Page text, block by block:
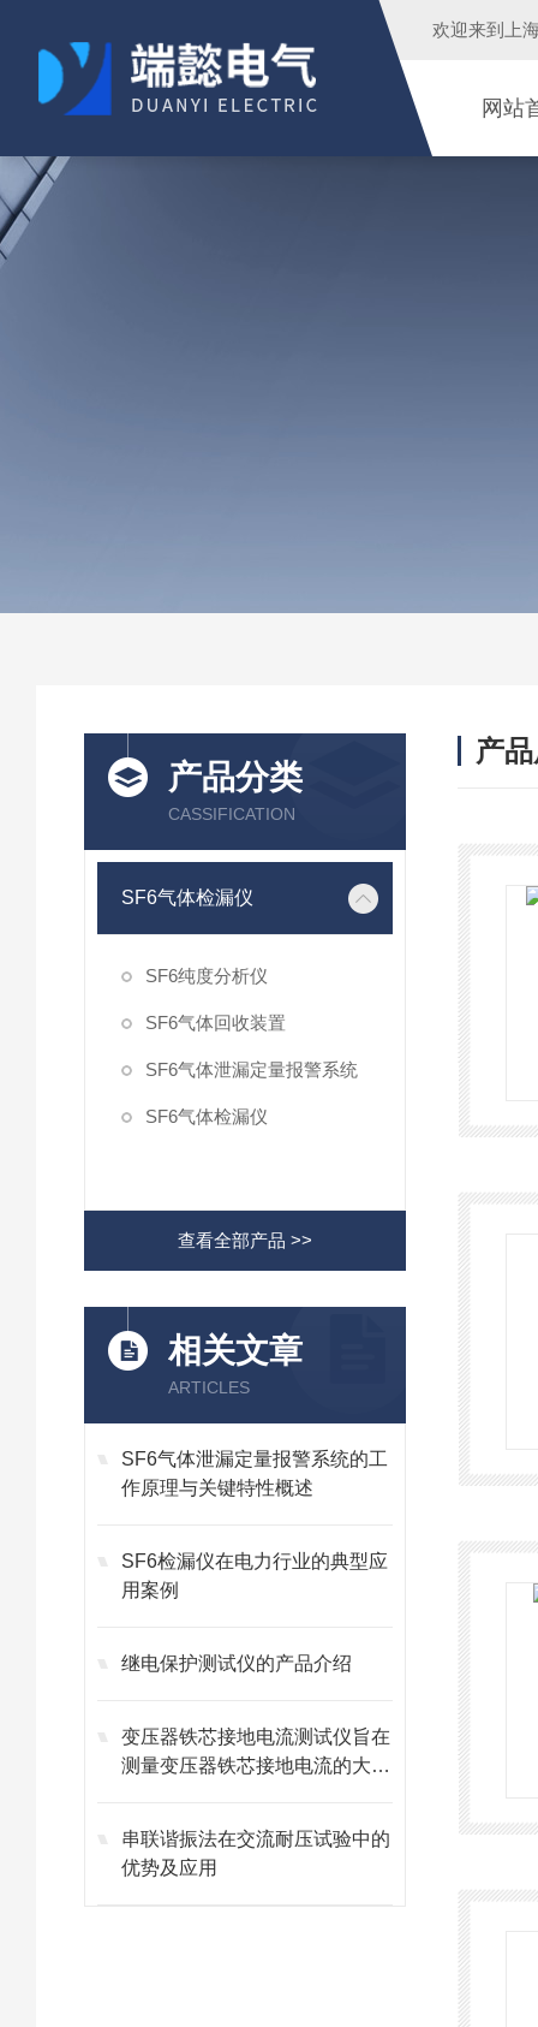
欢迎来到 上
网站
产品分类
CASSIFICATION
SF6气体检漏仪
SF6纯度分析仪
SF6气体回收装置
SF6气体泄漏定量报警系统
SF6气体检漏仪
查看全部产品 >>
相关文章
ARTICLES
SF6气体泄漏定量报警系统的工
作原理与关键特性概述
SF6检漏仪在电力行业的典型应
用案例
继电保护测试仪的产品介绍
变压器铁芯接地电流测试仪旨在
测量变压器铁芯接地电流的大小
串联谐振法在交流耐压试验中的
优势及应用
产